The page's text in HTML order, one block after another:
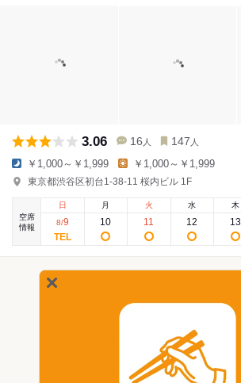
3.06 16 人 147 人
￥1,000～￥1,999 ￥1,000～￥1,999
東京都渋谷区初台1-38-11 桜内ビル 1F
空席
情報
日
8/9
月
10
火
11
水
12
木
13